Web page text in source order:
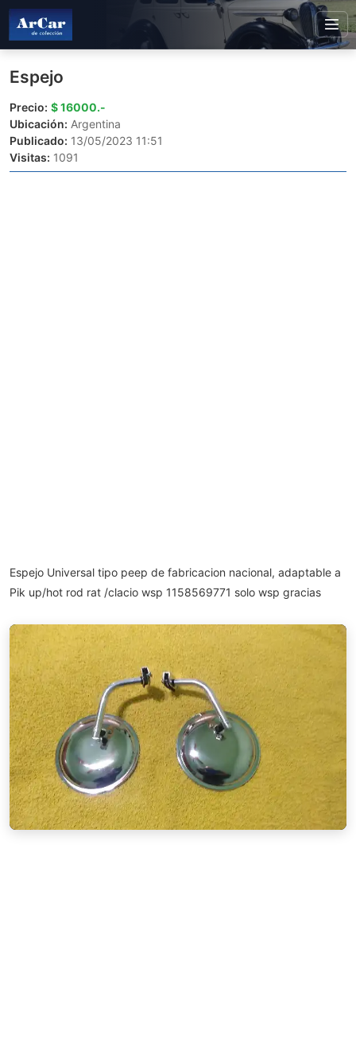
Espejo
Precio: $ 16000.-
Ubicación: Argentina
Publicado: 13/05/2023 11:51
Visitas: 1091
Espejo Universal tipo peep de fabricacion nacional, adaptable a
Pik up/hot rod rat /clacio wsp 1158569771 solo wsp gracias